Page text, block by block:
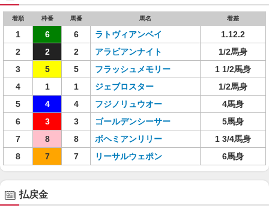
着順 枠番 馬番 馬名 着差
1 6 6 ラトヴィアンベイ
1.12.2
2
2 2 アラビアンナイト
1/2馬身
3
5 5 フラッシュメモリー
1 1/2馬身
4
1 1 ジェブロスター
1/2馬身
5
4 4 フジノリュウオー
4馬身
6
3 3 ゴールデンシーサー
5馬身
7
8 8 ボヘミアンリリー
1 3/4馬身
8
7 7 リーサルウェポン 6馬身
払戻金